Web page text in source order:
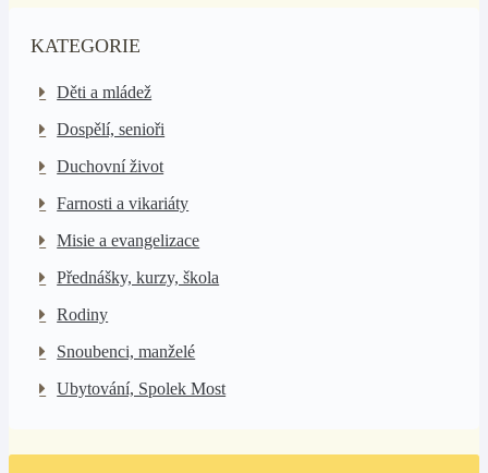
KATEGORIE
Děti a mládež
Dospělí, senioři
Duchovní život
Farnosti a vikariáty
Misie a evangelizace
Přednášky, kurzy, škola
Rodiny
Snoubenci, manželé
Ubytování, Spolek Most